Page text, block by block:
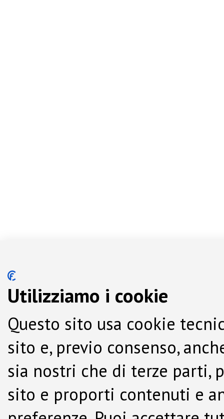
Utilizziamo i cookie
Questo sito usa cookie
sito e, previo consenso,
sia nostri che di terze parti,
sito e proporti contenuti e